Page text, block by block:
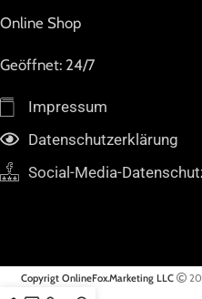
Online Shop
Geöffnet: 24/7
Impressum
Datenschutzerklärung
Social-Media-
Copyrigt OnlineFox.Marketing LLC